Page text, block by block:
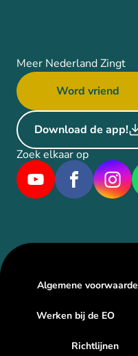
Meer Nederland Zingt
Word vriend
Download de app!
Zoek elkaar op
Algemene
Werken bij de EO
Richtlijnen